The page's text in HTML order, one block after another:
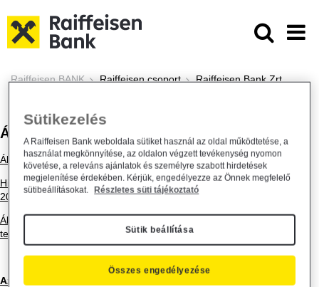
Általános Üzleti Feltételek -
Raiffeisen BANK Raiffeisen csoport
Raiffeisen Bank Zrt.
ÁLTALÁNOS ÜZLETI FELTÉTELEK
Általános Üzleti Feltételek – hatályos 2026.06.26-tól
Hirdetmény - Általános Üzleti Feltételek módosulásáról - hatályos
2026.06.25-től
Általános Üzleti Feltételek 2. számú melléklete – kiszervezett
tevékenységek és ellátói - hatályos 2026.07.24. napjától
Az archívum megtekintéséhez kattintson ide.
Sütikezelés
A Raiffeisen Bank weboldala sütiket használ az oldal működtetése, a
használat megkönnyítése, az oldalon végzett tevékenység nyomon
követése, a releváns ajánlatok és személyre szabott hirdetések
megjelenítése érdekében. Kérjük, engedélyezze az Önnek megfelelő
sütibeállításokat. Részletes süti tájékoztató
Sütik beállítása
Összes engedélyezése